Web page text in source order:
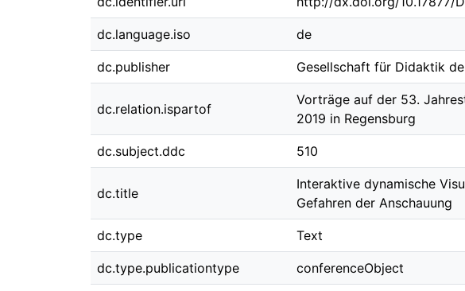
dc.language.iso de
dc.publisher Gesellschaft für Didaktik
dc.relation.ispartof
Vorträge auf der 53.
2019 in Regensburg
dc.subject.ddc 510
dc.title
Interaktive dynamische
Gefahren der Anschauung
dc.type Text
dc.type.publicationtype conferenceObject